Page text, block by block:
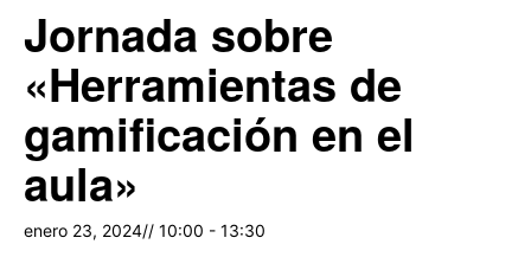
Jornada sobre
«Herramientas de
gamificación en el
aula»
enero 23, 2024// 10:00 - 13:30